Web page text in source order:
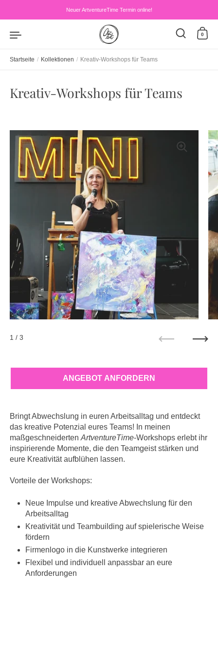
Neuer ArtventureTime Termin online!
0
Startseite / Kollektionen / Kreativ-Workshops für Teams
Kreativ-Workshops für Teams
ANGEBOT ANFORDERN
1 / 3
Bringt Abwechslung in euren Arbeitsalltag und entdeckt
das kreative Potenzial eures Teams! In meinen
maßgeschneiderten ArtventureTime-Workshops erlebt ihr
inspirierende Momente, die den Teamgeist stärken und
eure Kreativität aufblühen lassen.
Vorteile der Workshops:
Neue Impulse und kreative Abwechslung für den
Arbeitsalltag
Kreativität und Teambuilding auf spielerische Weise
fördern
Firmenlogo in die Kunstwerke integrieren
Flexibel und individuell anpassbar an eure
Anforderungen